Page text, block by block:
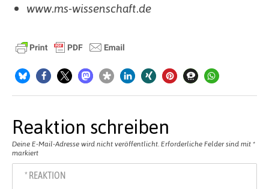
www.ms-wissenschaft.de
Reaktion schreiben
Deine E-Mail-Adresse wird nicht veröffentlicht. Erforderliche Felder sind mit *
markiert